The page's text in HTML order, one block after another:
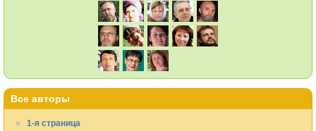
Все авторы
1-я страница